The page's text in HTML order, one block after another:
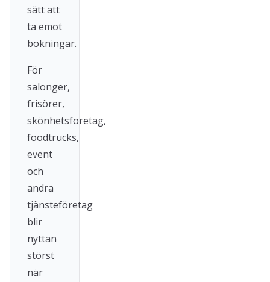
sätt att
ta emot
bokningar.
För
salonger,
frisörer,
skönhetsföretag,
foodtrucks,
event
och
andra
tjänsteföretag
blir
nyttan
störst
när